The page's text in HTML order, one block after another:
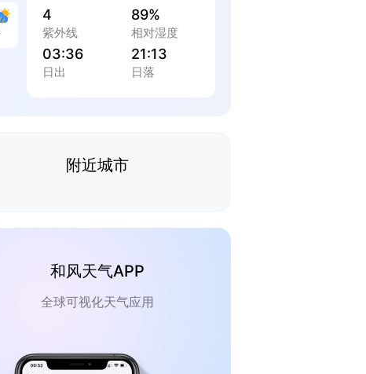
4
紫外线
89%
相对湿度
03:36
日出
21:13
日落
附近城市
和风天气APP
全球可视化天气应用